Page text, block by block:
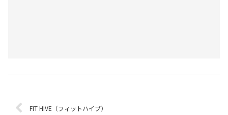
FIT HIVE（フィットハイブ）